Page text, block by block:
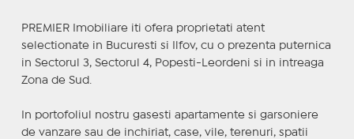
PREMIER Imobiliare iti ofera proprietati atent
selectionate in Bucuresti si Ilfov, cu o prezenta puternica
in Sectorul 3, Sectorul 4, Popesti-Leordeni si in intreaga
Zona de Sud.
In portofoliul nostru gasesti apartamente si garsoniere
de vanzare sau de inchiriat, case, vile, terenuri, spatii